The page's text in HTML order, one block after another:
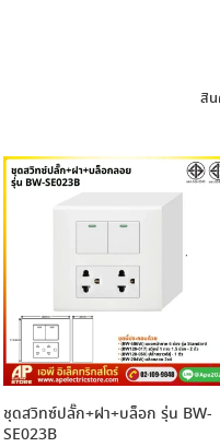
สิน
ชุดสวิทซ์ปลั๊ก+ฝา+บล็อก รุ่น BW-
SE023B